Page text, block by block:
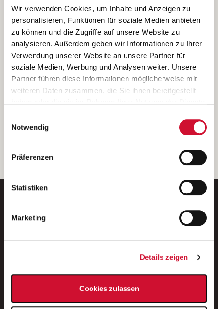
Wir verwenden Cookies, um Inhalte und Anzeigen zu
personalisieren, Funktionen für soziale Medien anbieten
zu können und die Zugriffe auf unsere Website zu
analysieren. Außerdem geben wir Informationen zu Ihrer
Verwendung unserer Website an unsere Partner für
soziale Medien, Werbung und Analysen weiter. Unsere
Partner führen diese Informationen möglicherweise mit
weiteren Daten zusammen, die Sie ihnen bereitgestellt
Wenn Sie auf „Cookies zulassen“ klicken, so stimmen
Sie der Speicherung sämtlicher Cookies zu. Sie können
Ihre Einwilligung selbstverständlich jederzeit widerrufen,
indem Sie die Cookie-Einstellungen aufrufen und diese
unserer
Notwendig
Präferenzen
Statistiken
Marketing
Details zeigen
Cookies zulassen
Ich bin damit einverstanden, dass meine personenbezogenen Daten
ausschließlich zum Zweck der Durchführung der Kontaktanfrage
verarbeitet, auf IT- Systemen der Garitz Bewirtschaftungsbetriebe
GmbH, Heinrich-von-Kleist-Straße 2, 97688 Bad Kissingen
(Betreiber) gespeichert und an die für das Stellenangebot
verantwortliche Stelle zur Kontaktaufnahme weitergegeben
werden.
Diese Einwilligungserklärung kann ich jederzeit gegenüber dem
Weitere Details können Sie der
entnehmen.
E-Mail-Adresse eintragen